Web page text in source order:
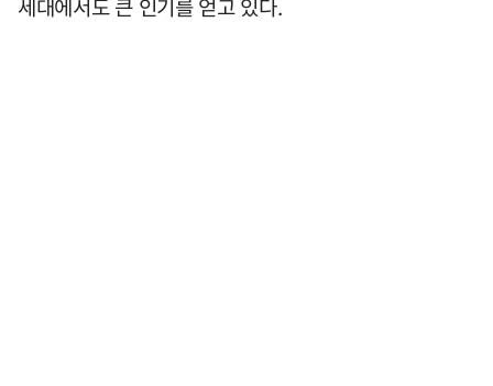
세대에서도 큰 인기를 얻고 있다.